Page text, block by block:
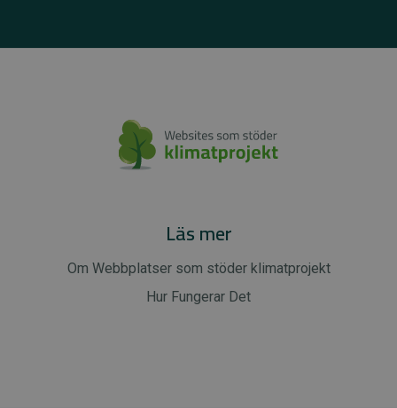
Läs mer
Om Webbplatser som stöder klimatprojekt
Hur Fungerar Det